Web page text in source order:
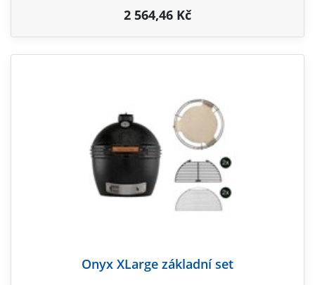
2 564,46 Kč
Onyx XLarge základní set